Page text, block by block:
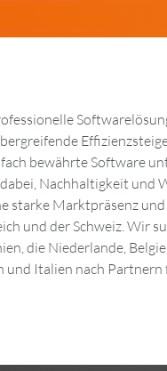
bewährte Software
Nachhaltigkeit und
starke Marktpräsenz
und der Schweiz. Wir
die Niederlande,
und Italien nach